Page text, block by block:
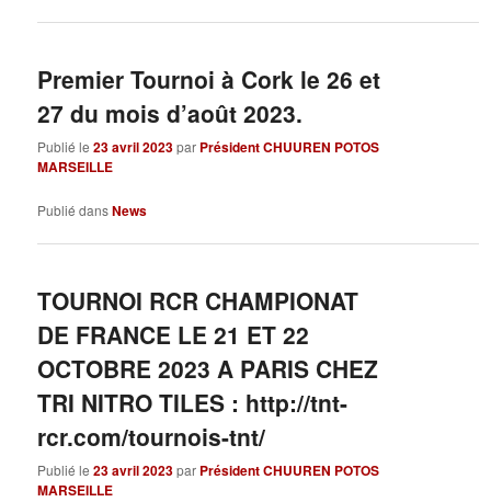
Premier Tournoi à Cork le 26 et
27 du mois d’août 2023.
Publié le23 avril 2023par Président CHUUREN POTOS
MARSEILLE
Publié dansNews
TOURNOI RCR CHAMPIONAT
DE FRANCE LE 21 ET 22
OCTOBRE 2023 A PARIS CHEZ
TRI NITRO TILES : http://tnt-
rcr.com/tournois-tnt/
Publié le23 avril 2023par Président CHUUREN POTOS
MARSEILLE